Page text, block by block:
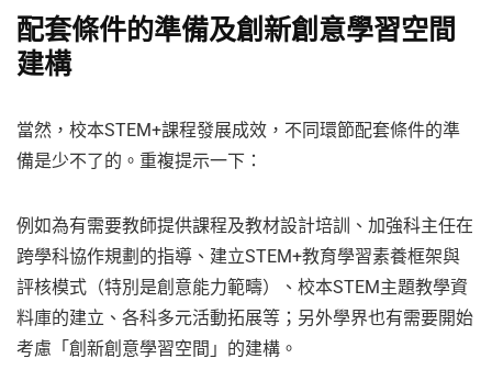
配套條件的準備及創新創意學習空間
建構
當然，校本STEM+課程發展成效，不同環節配套條件的準
備是少不了的。重複提示一下：
例如為有需要教師提供課程及教材設計培訓、加強科主任在
跨學科協作規劃的指導、建立STEM+教育學習素養框架與
評核模式（特別是創意能力範疇）、校本STEM主題教學資
料庫的建立、各科多元活動拓展等；另外學界也有需要開始
考慮「創新創意學習空間」的建構。